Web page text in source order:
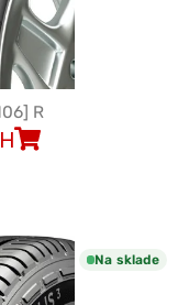
R
Na sklade